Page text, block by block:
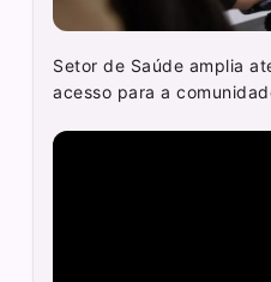
Setor de Saúde amplia
acesso para a